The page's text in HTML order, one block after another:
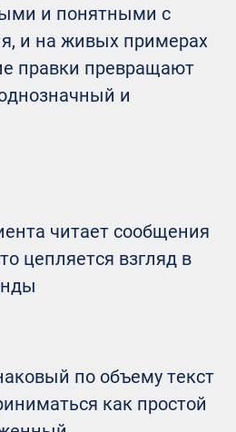
и понятными с
и на живых примерах
правки превращают
и
читает сообщения
цепляется взгляд в
по объему текст
как простой